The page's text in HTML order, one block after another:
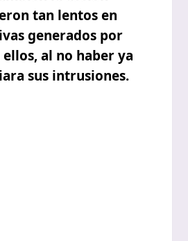
tan lentos en
generados por
al no haber ya
sus intrusiones.